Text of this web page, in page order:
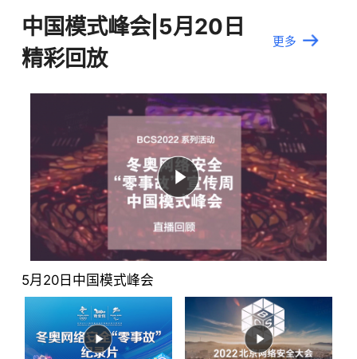
中国模式峰会|5月20日
精彩回放
更多
5月20日中国模式峰会